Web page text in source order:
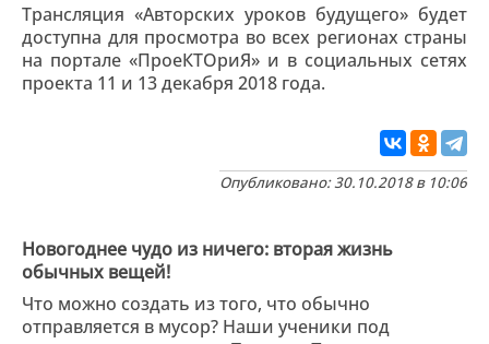
Трансляция «Авторских уроков будущего» будет
доступна для просмотра во всех регионах страны
на портале «ПроеКТОриЯ» и в социальных сетях
проекта 11 и 13 декабря 2018 года.
Опубликовано: 30.10.2018 в 10:06
Новогоднее чудо из ничего: вторая жизнь
обычных вещей!
Что можно создать из того, что обычно
отправляется в мусор? Наши ученики под